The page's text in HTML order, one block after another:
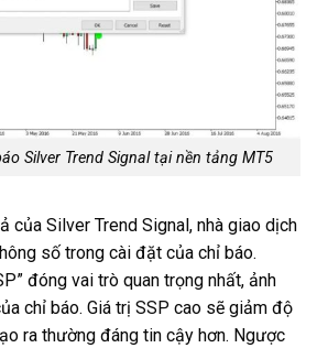
Silver Trend Signal tại nền tảng MT5
của Silver Trend Signal, nhà giao dịch
số trong cài đặt của chỉ báo.
đóng vai trò quan trọng nhất, ảnh
chỉ báo. Giá trị SSP cao sẽ giảm độ
ra thường đáng tin cậy hơn. Ngược